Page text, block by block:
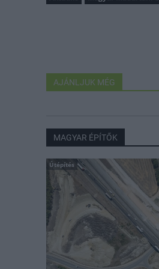
AJÁNLJUK MÉG
MAGYAR ÉPÍTŐK
Útépítés